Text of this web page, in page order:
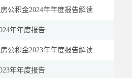
理
息
公积金2024年年度报告解读
年年度报告
公积金2023年年度报告解读
年年度报告